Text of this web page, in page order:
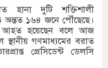
হানা দুটি শক্তিশালী
অন্তত ১৬৪ জনে পৌঁছেছে।
হয়েছেন বলে আজ
গণমাধ্যমের বরাত
প্রেসিডেন্ট ডেলসি